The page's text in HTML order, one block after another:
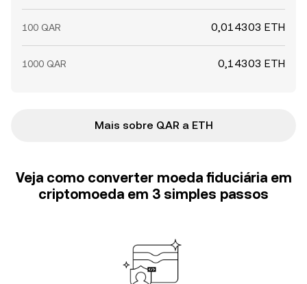
100 QAR 0,014303 ETH
1000 QAR 0,14303 ETH
Mais sobre QAR a ETH
Veja como converter moeda fiduciária em
criptomoeda em 3 simples passos